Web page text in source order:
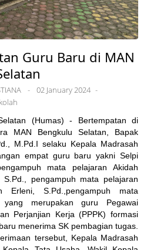
Guru Baru di MAN
02 January 2024
(Humas) - Bertempatan di
MAN Bengkulu Selatan, Bapak
M.Pd.I selaku Kepala Madrasah
empat guru baru yakni Selpi
mata pelajaran Akidah
pengampuh mata pelajaran
Erleni, S.Pd.,pengampuh mata
yang merupakan guru Pegawai
Perjanjian Kerja (PPPK) formasi
menerima SK pembagian tugas.
tersebut, Kepala Madrasah